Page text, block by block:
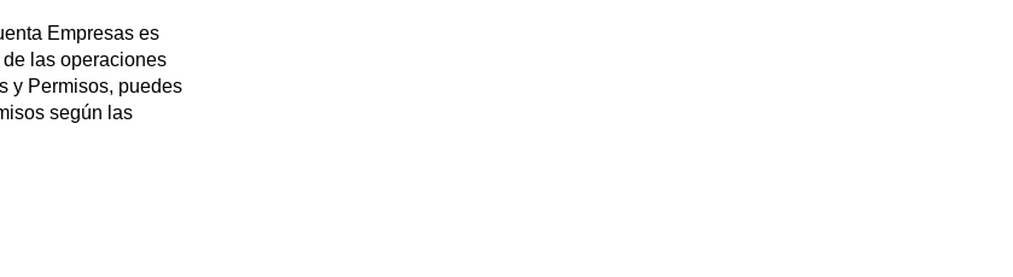
Empresas es
las operaciones
y Permisos, puedes
según las